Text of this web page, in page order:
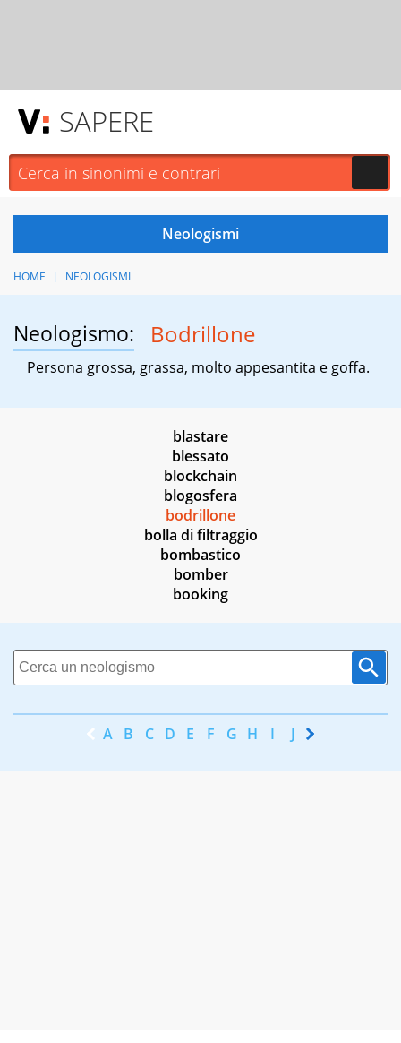
SAPERE
HOME NEOLOGISMI
Neologismo: Bodrillone
Persona grossa, grassa, molto appesantita e goffa.
blastare
blessato
blockchain
blogosfera
bodrillone
bolla di filtraggio
bombastico
bomber
booking
A B C D E F G H I J K